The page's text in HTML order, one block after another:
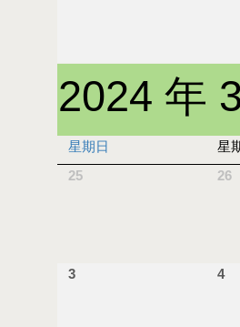
2024 年
星期日 星
25
26
3 4